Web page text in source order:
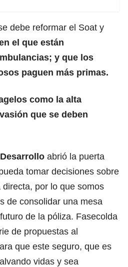
debe reformar el Soat y
el que están
y que los
paguen más primas.
como la alta
que se deben
abrió la puerta
tomar decisiones sobre
por lo que somos
de consolidar una mesa
de la póliza. Fasecolda
de propuestas al
que este seguro, que es
vidas y sea